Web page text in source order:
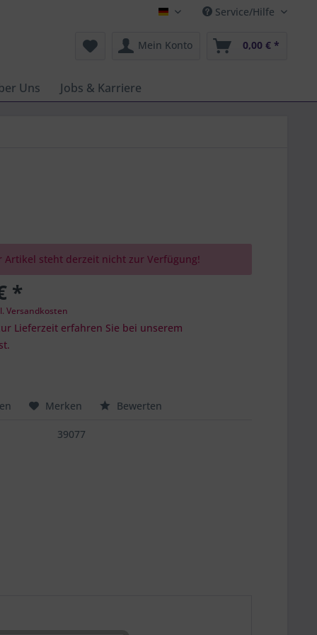
Deutsch Service/Hilfe
Mein Konto 0,00 € *
Uns Jobs & Karriere
Artikel steht derzeit nicht zur Verfügung!
*
Versandkosten
Lieferzeit erfahren Sie bei unserem
Merken Bewerten
39077